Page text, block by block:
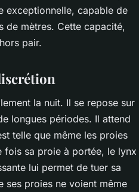
exceptionnelle, capable de
de mètres. Cette capacité,
pair.
la nuit. Il se repose sur
longues périodes. Il attend
telle que même les proies
fois sa proie à portée, le lynx
lui permet de tuer sa
ses proies ne voient même